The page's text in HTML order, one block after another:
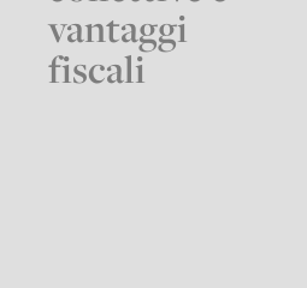
vantaggi
fiscali